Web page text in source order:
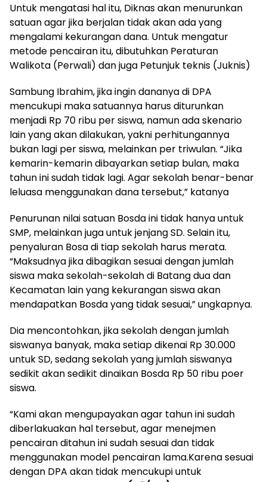
Untuk mengatasi hal itu, Diknas akan menurunkan
satuan agar jika berjalan tidak akan ada yang
mengalami kekurangan dana. Untuk mengatur
metode pencairan itu, dibutuhkan Peraturan
Walikota (Perwali) dan juga Petunjuk teknis (Juknis)
Sambung Ibrahim, jika ingin dananya di DPA
mencukupi maka satuannya harus diturunkan
menjadi Rp 70 ribu per siswa, namun ada skenario
lain yang akan dilakukan, yakni perhitungannya
bukan lagi per siswa, melainkan per triwulan. “Jika
kemarin-kemarin dibayarkan setiap bulan, maka
tahun ini sudah tidak lagi. Agar sekolah benar-benar
leluasa menggunakan dana tersebut,” katanya
Penurunan nilai satuan Bosda ini tidak hanya untuk
SMP, melainkan juga untuk jenjang SD. Selain itu,
penyaluran Bosa di tiap sekolah harus merata.
“Maksudnya jika dibagikan sesuai dengan jumlah
siswa maka sekolah-sekolah di Batang dua dan
Kecamatan lain yang kekurangan siswa akan
mendapatkan Bosda yang tidak sesuai,” ungkapnya.
Dia mencontohkan, jika sekolah dengan jumlah
siswanya banyak, maka setiap dikenai Rp 30.000
untuk SD, sedang sekolah yang jumlah siswanya
sedikit akan sedikit dinaikan Bosda Rp 50 ribu poer
siswa.
“Kami akan mengupayakan agar tahun ini sudah
diberlakuakan hal tersebut, agar menejmen
pencairan ditahun ini sudah sesuai dan tidak
menggunakan model pencairan lama.Karena sesuai
dengan DPA akan tidak mencukupi untuk